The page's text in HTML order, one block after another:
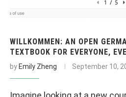
WILLKOMMEN: AN OPEN
TEXTBOOK FOR EVERYONE,
by Emily Zheng September 10,